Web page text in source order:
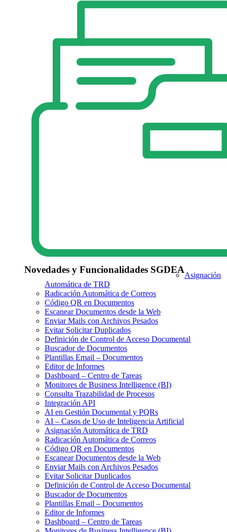
Novedades y Funcionalidades SGDEA
Asignación
Automática de TRD
Radicación Automática de Correos
Código QR en Documentos
Escanear Documentos desde la Web
Enviar Mails con Archivos Pesados
Evitar Solicitar Duplicados
Definición de Control de Acceso Documental
Buscador de Documentos
Plantillas Email – Documentos
Editor de Informes
Dashboard – Centro de Tareas
Monitores de Business Intelligence (BI)
Consulta Trazabilidad de Procesos
Integración API
AI en Gestión Documental y PQRs
AI – Casos de Uso de Inteligencia Artificial
Asignación Automática de TRD
Radicación Automática de Correos
Código QR en Documentos
Escanear Documentos desde la Web
Enviar Mails con Archivos Pesados
Evitar Solicitar Duplicados
Definición de Control de Acceso Documental
Buscador de Documentos
Plantillas Email – Documentos
Editor de Informes
Dashboard – Centro de Tareas